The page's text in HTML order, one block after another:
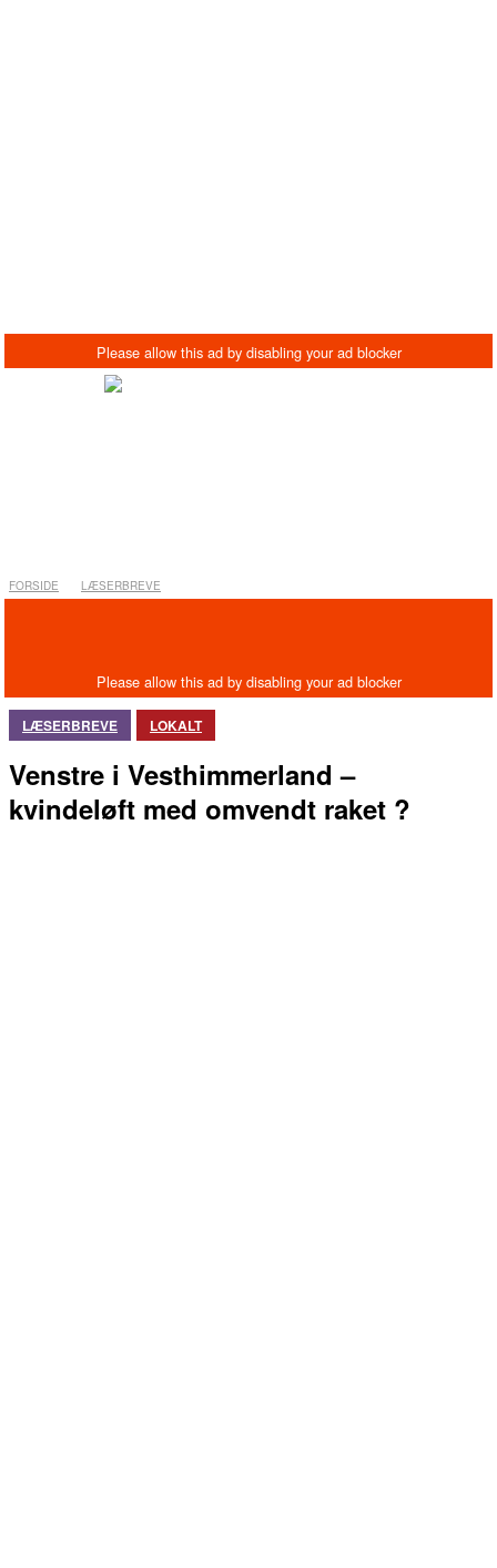
FORSIDE LÆSERBREVE
LÆSERBREVE LOKALT
Venstre i Vesthimmerland –
kvindeløft med omvendt raket ?